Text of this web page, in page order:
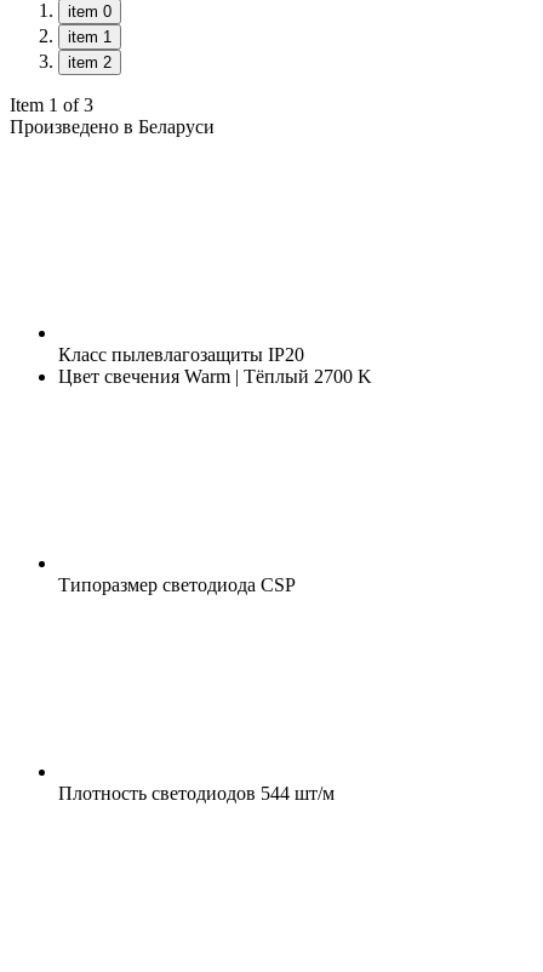
item 0
item 1
item 2
Item 1 of 3
Произведено в Беларуси
Класс пылевлагозащиты IP20
Цвет свечения Warm | Тёплый 2700 K
Типоразмер светодиода CSP
Плотность светодиодов 544 шт/м